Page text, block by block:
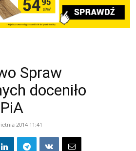
Spraw
doceniło
2014 11:41